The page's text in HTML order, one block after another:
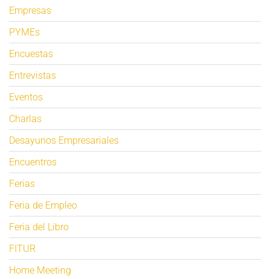
Empresas
PYMEs
Encuestas
Entrevistas
Eventos
Charlas
Desayunos Empresariales
Encuentros
Ferias
Feria de Empleo
Feria del Libro
FITUR
Home Meeting